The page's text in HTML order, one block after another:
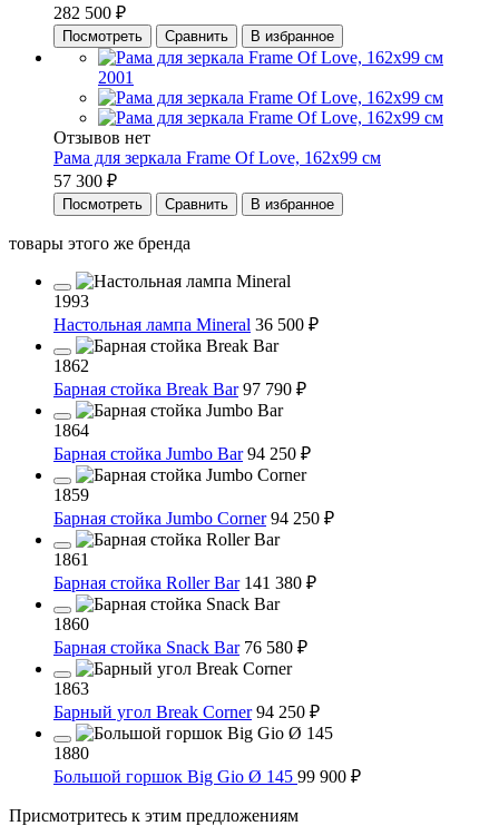
282 500 ₽
Посмотреть Сравнить В избранное
2001
Отзывов нет
Рама для зеркала Frame Of Love, 162х99 см
57 300 ₽
Посмотреть Сравнить В избранное
товары этого же бренда
1993
Настольная лампа Mineral 36 500 ₽
1862
Барная стойка Break Bar 97 790 ₽
1864
Барная стойка Jumbo Bar 94 250 ₽
1859
Барная стойка Jumbo Corner 94 250 ₽
1861
Барная стойка Roller Bar 141 380 ₽
1860
Барная стойка Snack Bar 76 580 ₽
1863
Барный угол Break Corner 94 250 ₽
1880
Большой горшок Big Gio Ø 145 99 900 ₽
Присмотритесь к этим предложениям